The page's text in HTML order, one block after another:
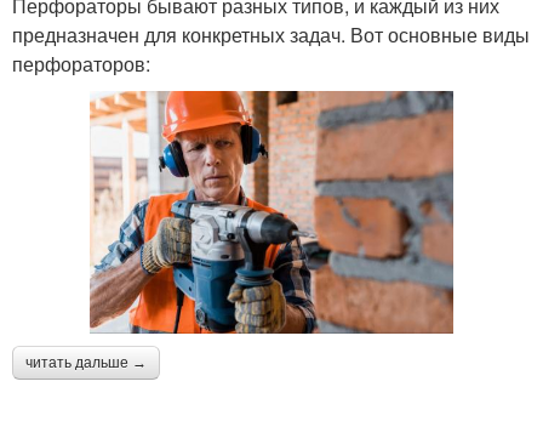
предназначен для конкретных задач. Вот основные виды
перфораторов:
читать дальше →